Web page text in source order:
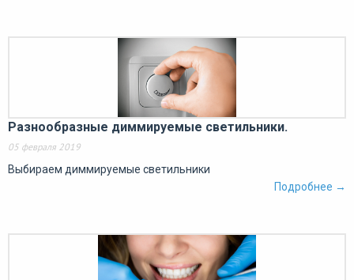
Разнообразные диммируемые светильники.
05 февраля 2019
Выбираем диммируемые светильники
Подробнее →